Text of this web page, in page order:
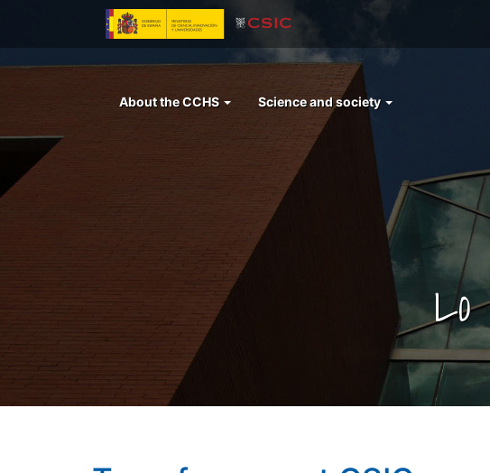
Menu
About the CCHS Science and society
Lo